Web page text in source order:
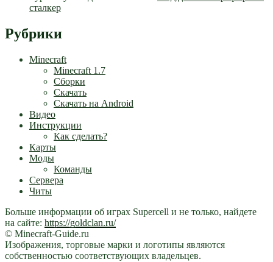
сталкер
Рубрики
Minecraft
Minecraft 1.7
Сборки
Скачать
Скачать на Android
Видео
Инструкции
Как сделать?
Карты
Моды
Команды
Сервера
Читы
Больше информации об играх Supercell и не только, найдете
на сайте: https://goldclan.ru/
© Minecraft-Guide.ru
Изображения, торговые марки и логотипы являются
собственностью соответствующих владельцев.